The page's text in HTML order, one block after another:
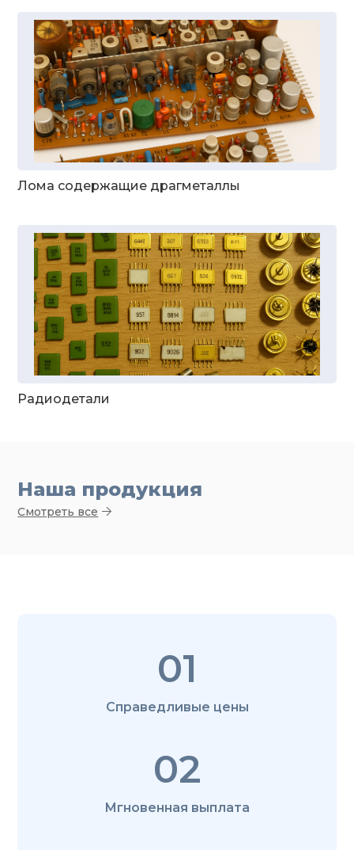
Лома содержащие драгметаллы
Радиодетали
Наша продукция
Смотреть все
01
Справедливые цены
02
Мгновенная выплата